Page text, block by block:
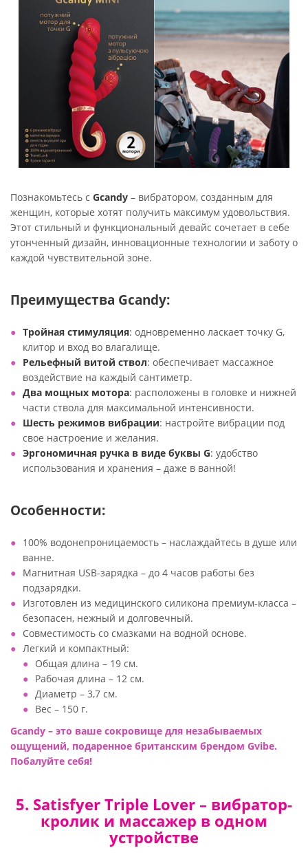
Познакомьтесь с Gcandy – вибратором, созданным для
женщин, которые хотят получить максимум удовольствия.
Этот стильный и функциональный девайс сочетает в себе
утонченный дизайн, инновационные технологии и заботу о
каждой чувствительной зоне.
Преимущества Gcandy:
Тройная стимуляция: одновременно ласкает точку G,
клитор и вход во влагалище.
Рельефный витой ствол: обеспечивает массажное
воздействие на каждый сантиметр.
Два мощных мотора: расположены в головке и нижней
части ствола для максимальной интенсивности.
Шесть режимов вибрации: настройте вибрации под
свое настроение и желания.
Эргономичная ручка в виде буквы G: удобство
использования и хранения – даже в ванной!
Особенности:
100% водонепроницаемость – наслаждайтесь в душе или
ванне.
Магнитная USB-зарядка – до 4 часов работы без
подзарядки.
Изготовлен из медицинского силикона премиум-класса –
безопасен, нежный и долговечный.
Совместимость со смазками на водной основе.
Легкий и компактный:
Общая длина – 19 см.
Рабочая длина – 12 см.
Диаметр – 3,7 см.
Вес – 150 г.
Gcandy – это ваше сокровище для незабываемых
ощущений, подаренное британским брендом Gvibe.
Побалуйте себя!
5. Satisfyer Triple Lover – вибратор-
кролик и массажер в одном
устройстве